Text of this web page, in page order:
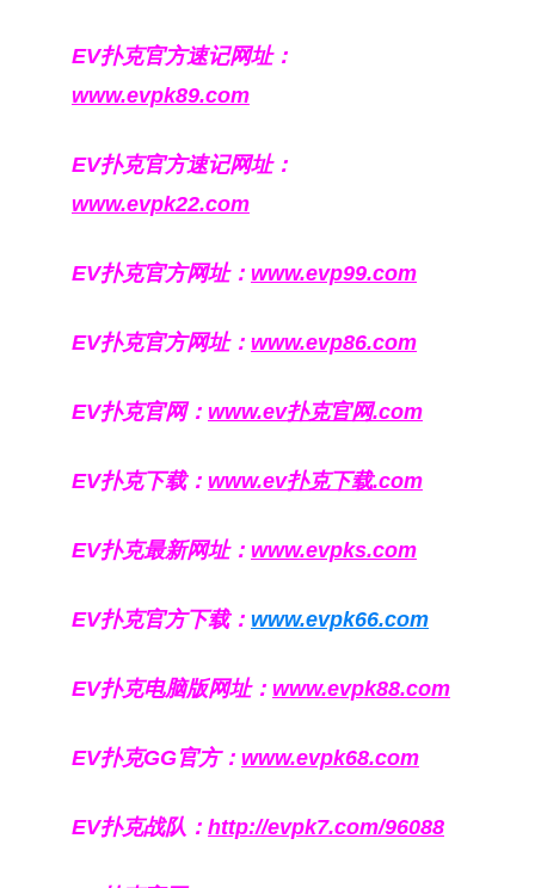
EV扑克官方速记网址：
www.evpk89.com
EV扑克官方速记网址：
www.evpk22.com
EV扑克官方网址： www.evp99.com
EV扑克官方网址： www.evp86.com
EV扑克官网： www.ev扑克官网.com
EV扑克下载： www.ev扑克下载.com
EV扑克最新网址： www.evpks.com
EV扑克官方下载： www.evpk66.com
EV扑克电脑版网址： www.evpk88.com
EV扑克GG官方： www.evpk68.com
EV扑克战队： http://evpk7.com/96088